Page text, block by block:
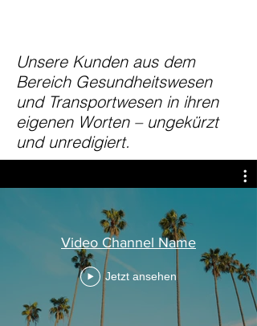
Unsere Kunden aus dem
Bereich Gesundheitswesen
und Transportwesen in ihren
eigenen Worten – ungekürzt
und unredigiert.
Video Channel Name
Jetzt ansehen